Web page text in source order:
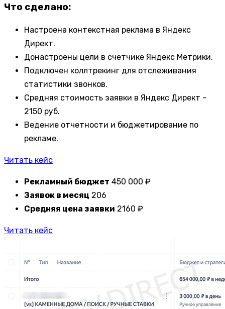
Что сделано:
Настроена контекстная реклама в Яндекс
Директ.
Донастроены цели в счетчике Яндекс Метрики.
Подключен коллтрекинг для отслеживания
статистики звонков.
Средняя стоимость заявки в Яндекс Директ –
2150 руб.
Ведение отчетности и бюджетирование по
рекламе.
Читать кейс
Рекламный бюджет 450 000 ₽
Заявок в месяц 206
Средняя цена заявки 2160 ₽
Читать кейс